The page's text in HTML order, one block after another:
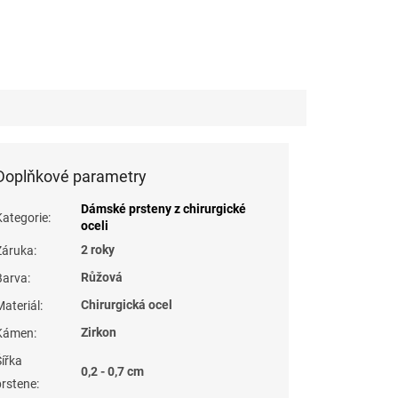
parametry
:
Dámské prsteny z chirurgické
oceli
:
2 roky
:
Růžová
:
Chirurgická ocel
:
Zirkon
:
0,2 - 0,7 cm